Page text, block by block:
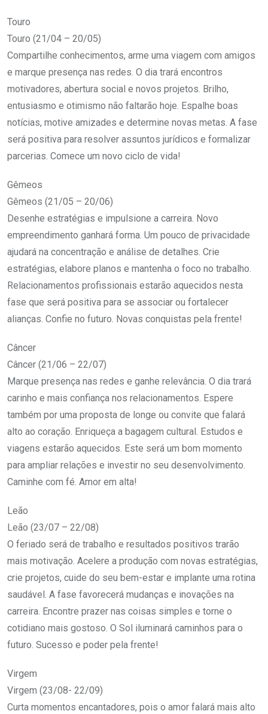
Touro
Touro (21/04 – 20/05)
Compartilhe conhecimentos, arme uma viagem com amigos
e marque presença nas redes. O dia trará encontros
motivadores, abertura social e novos projetos. Brilho,
entusiasmo e otimismo não faltarão hoje. Espalhe boas
notícias, motive amizades e determine novas metas. A fase
será positiva para resolver assuntos jurídicos e formalizar
parcerias. Comece um novo ciclo de vida!
Gêmeos
Gêmeos (21/05 – 20/06)
Desenhe estratégias e impulsione a carreira. Novo
empreendimento ganhará forma. Um pouco de privacidade
ajudará na concentração e análise de detalhes. Crie
estratégias, elabore planos e mantenha o foco no trabalho.
Relacionamentos profissionais estarão aquecidos nesta
fase que será positiva para se associar ou fortalecer
alianças. Confie no futuro. Novas conquistas pela frente!
Câncer
Câncer (21/06 – 22/07)
Marque presença nas redes e ganhe relevância. O dia trará
carinho e mais confiança nos relacionamentos. Espere
também por uma proposta de longe ou convite que falará
alto ao coração. Enriqueça a bagagem cultural. Estudos e
viagens estarão aquecidos. Este será um bom momento
para ampliar relações e investir no seu desenvolvimento.
Caminhe com fé. Amor em alta!
Leão
Leão (23/07 – 22/08)
O feriado será de trabalho e resultados positivos trarão
mais motivação. Acelere a produção com novas estratégias,
crie projetos, cuide do seu bem-estar e implante uma rotina
saudável. A fase favorecerá mudanças e inovações na
carreira. Encontre prazer nas coisas simples e torne o
cotidiano mais gostoso. O Sol iluminará caminhos para o
futuro. Sucesso e poder pela frente!
Virgem
Virgem (23/08- 22/09)
Curta momentos encantadores, pois o amor falará mais alto